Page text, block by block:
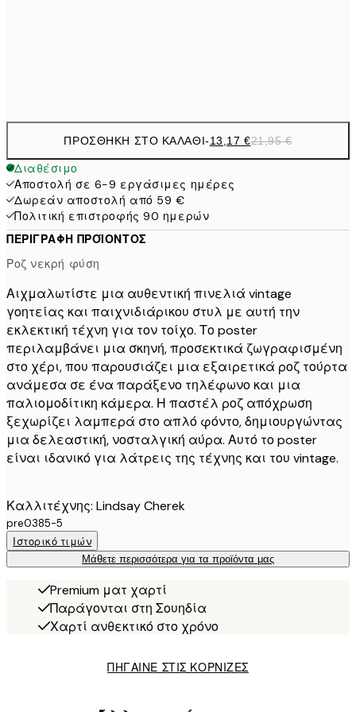
ΠΡΟΣΘΉΚΗ ΣΤΟ ΚΑΛΆΘΙ-13,17 €21,95 €
Διαθέσιμο
Αποστολή σε 6-9 εργάσιμες ημέρες
Δωρεάν αποστολή από 59 €
Πολιτική επιστροφής 90 ημερών
ΠΕΡΙΓΡΑΦΉ ΠΡΟΪΌΝΤΟΣ
Ροζ νεκρή φύση
Αιχμαλωτίστε μια αυθεντική πινελιά vintage
γοητείας και παιχνιδιάρικου στυλ με αυτή την
εκλεκτική τέχνη για τον τοίχο. Το poster
περιλαμβάνει μια σκηνή, προσεκτικά ζωγραφισμένη
στο χέρι, που παρουσιάζει μια εξαιρετικά ροζ τούρτα
ανάμεσα σε ένα παράξενο τηλέφωνο και μια
παλιομοδίτικη κάμερα. Η παστέλ ροζ απόχρωση
ξεχωρίζει λαμπερά στο απλό φόντο, δημιουργώντας
μια δελεαστική, νοσταλγική αύρα. Αυτό το poster
είναι ιδανικό για λάτρεις της τέχνης και του vintage.
Καλλιτέχνης: Lindsay Cherek
pre0385-5
Ιστορικό τιμών
Μάθετε περισσότερα για τα προϊόντα μας
Premium ματ χαρτί
Παράγονται στη Σουηδία
Χαρτί ανθεκτικό στο χρόνο
ΠΗΓΑΙΝΕ ΣΤΙΣ ΚΟΡΝΙΖΕΣ